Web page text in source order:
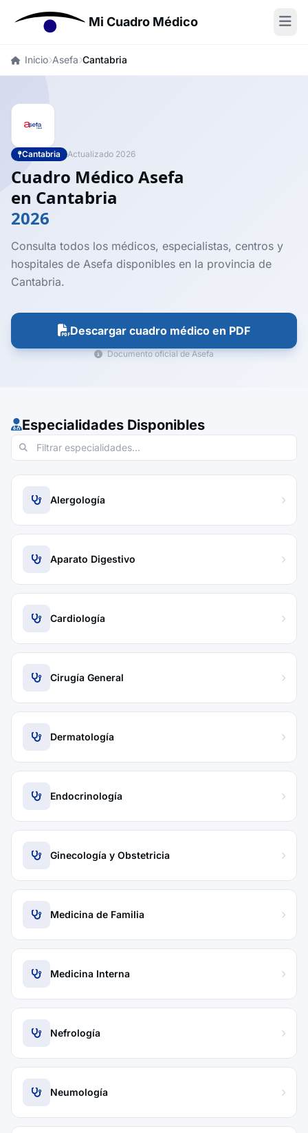
Mi Cuadro Médico
Inicio Asefa Cantabria
Cantabria Actualizado 2026
Cuadro Médico Asefa
en Cantabria
2026
Consulta todos los médicos, especialistas, centros y
hospitales de Asefa disponibles en la provincia de
Cantabria.
Descargar cuadro médico en PDF
Documento oficial de Asefa
Especialidades Disponibles
Alergología
Aparato Digestivo
Cardiología
Cirugía General
Dermatología
Endocrinología
Ginecología y Obstetricia
Medicina de Familia
Medicina Interna
Nefrología
Neumología